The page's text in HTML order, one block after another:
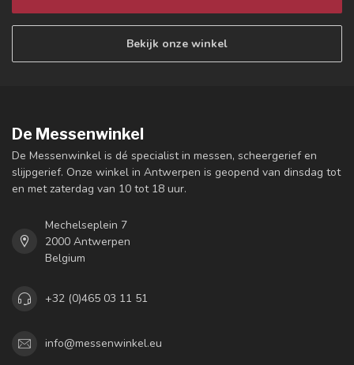
Bekijk onze winkel
De Messenwinkel
De Messenwinkel is dé specialist in messen, scheergerief en
slijpgerief. Onze winkel in Antwerpen is geopend van dinsdag tot
en met zaterdag van 10 tot 18 uur.
Mechelseplein 7
2000 Antwerpen
Belgium
+32 (0)465 03 11 51
info@messenwinkel.eu